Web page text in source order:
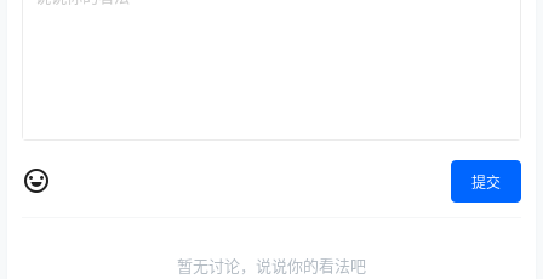
提交
暂无讨论，说说你的看法吧